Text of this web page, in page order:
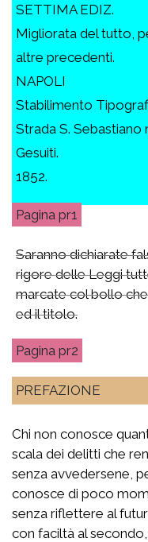
SETTIMA EDIZ.
Migliorata del tutto,
altre precedenti.
NAPOLI
Stabilimento
Strada S. Sebastiano
Gesuiti.
1852.
pr1
Saranno dichiarate
rigore delle Leggi
marcate col bollo
ed il titolo.
pr2
PREFAZIONE
Chi non conosce
scala dei delitti che
senza avvedersene,
conosce di poco
senza riflettere al
con faciltà al